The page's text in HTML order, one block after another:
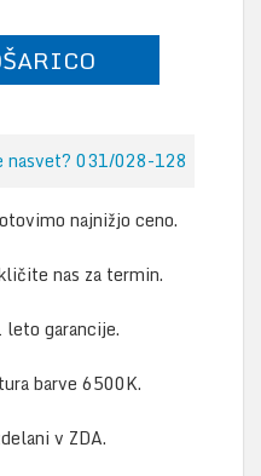
nasvet? 031/028-128
najnižjo ceno.
nas za termin.
leto garancije.
barve 6500K.
v ZDA.